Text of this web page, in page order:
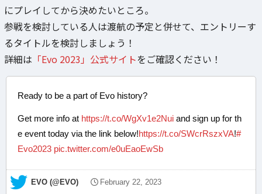
にプレイしてから決めたいところ。
参戦を検討している人は渡航の予定と併せて、エントリーす
るタイトルを検討しましょう！
詳細は 「Evo 2023」公式サイトをご確認ください！
Ready to be a part of Evo history?
Get more info at https://t.co/WgXv1e2Nui and sign up for th
e event today via the link below!https://t.co/SWcrRszxVA!#
Evo2023 pic.twitter.com/e0uEaoEwSb
— EVO (@EVO) February 22, 2023